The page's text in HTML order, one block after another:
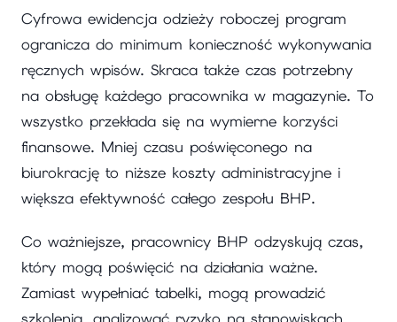
Cyfrowa ewidencja odzieży roboczej program
ogranicza do minimum konieczność wykonywania
ręcznych wpisów. Skraca także czas potrzebny
na obsługę każdego pracownika w magazynie. To
wszystko przekłada się na wymierne korzyści
finansowe. Mniej czasu poświęconego na
biurokrację to niższe koszty administracyjne i
większa efektywność całego zespołu BHP.
Co ważniejsze, pracownicy BHP odzyskują czas,
który mogą poświęcić na działania ważne.
Zamiast wypełniać tabelki, mogą prowadzić